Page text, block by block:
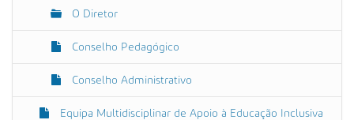
O Diretor
Conselho Pedagógico
Conselho Administrativo
Equipa Multidisciplinar de Apoio à Educação Inclusiva